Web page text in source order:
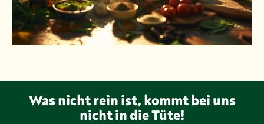
Was nicht rein ist, kommt bei uns
nicht in die Tüte!